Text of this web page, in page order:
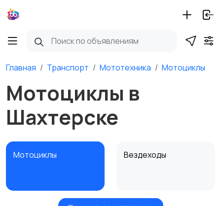
Главная Транспорт Мототехника Мотоциклы
Мотоциклы в
Шахтерске
Мотоциклы Вездеходы